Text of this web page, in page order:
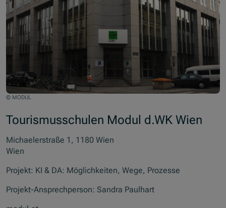
© MODUL
Tourismusschulen Modul d.WK Wien
Michaelerstraße 1, 1180 Wien
Wien
Projekt: KI & DA: Möglichkeiten, Wege, Prozesse
Projekt-Ansprechperson: Sandra Paulhart